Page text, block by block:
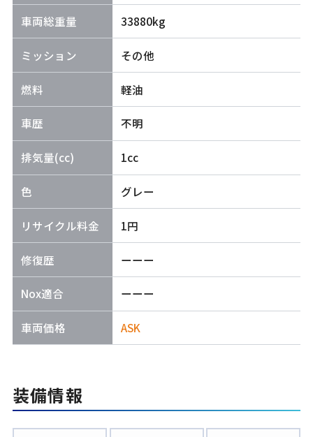
車両総重量 33880kg
ミッション その他
燃料 軽油
車歴 不明
排気量(cc) 1cc
色 グレー
リサイクル料金 1円
修復歴 ーーー
Nox適合 ーーー
車両価格 ASK
装備情報